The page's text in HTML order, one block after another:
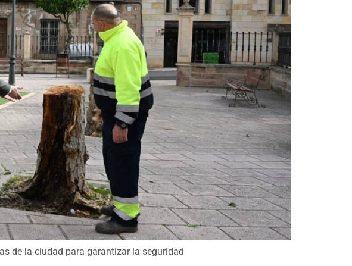
de la ciudad para garantizar la seguridad